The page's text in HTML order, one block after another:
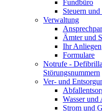
Fundbüro
Steuern
Verwaltung
Ämter und
Ihr Anliegen
Formulare
Notrufe -
Störungsnummern
Ver- und
Wasser und
Strom und